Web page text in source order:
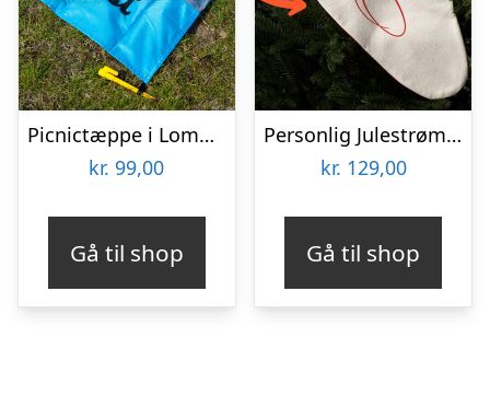
Picnictæppe i Lommeformat – Outlust
kr. 99,00
Gå til shop
Personlig Julestrømpe med Tekst
kr. 129,00
Gå til shop